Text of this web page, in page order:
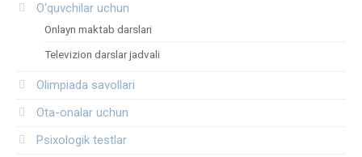
O‘quvchilar uchun
Onlayn maktab darslari
Televizion darslar jadvali
Olimpiada savollari
Ota-onalar uchun
Psixologik testlar